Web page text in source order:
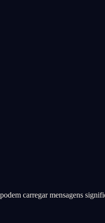
carregar mensagens